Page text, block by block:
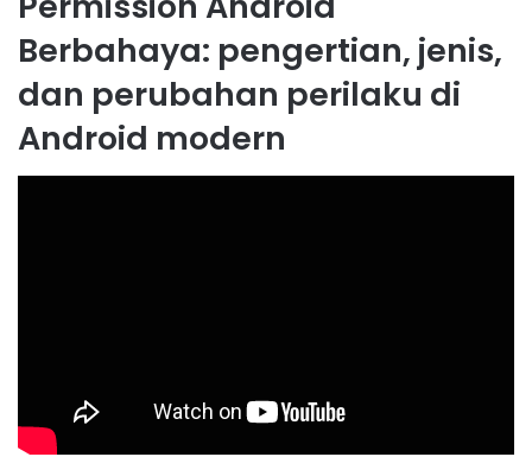
Berbahaya: pengertian, jenis,
dan perubahan perilaku di
Android modern